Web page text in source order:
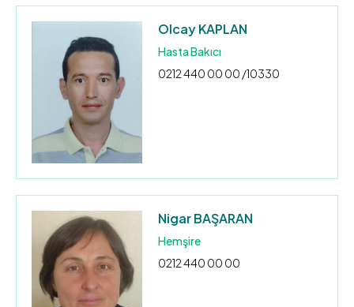
Olcay KAPLAN
Hasta Bakıcı
0212 440 00 00 /10330
Nigar BAŞARAN
Hemşire
0212 440 00 00